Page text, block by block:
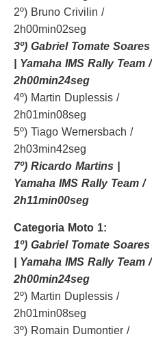
2º) Bruno Crivilin /
2h00min02seg
3º) Gabriel Tomate Soares
| Yamaha IMS Rally Team /
2h00min24seg
4º) Martin Duplessis /
2h01min08seg
5º) Tiago Wernersbach /
2h03min42seg
7º) Ricardo Martins |
Yamaha IMS Rally Team /
2h11min00seg
Categoria Moto 1:
1º) Gabriel Tomate Soares
| Yamaha IMS Rally Team /
2h00min24seg
2º) Martin Duplessis /
2h01min08seg
3º) Romain Dumontier /